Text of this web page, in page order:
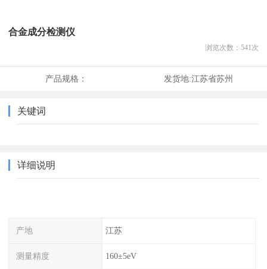
合金成分检测仪
浏览次数： 541次
产品规格： 发货地:江苏省苏州
关键词
详细说明
产地 江苏
测量精度 160±5eV